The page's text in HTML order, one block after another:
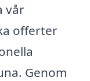
vår
offerter
Genom